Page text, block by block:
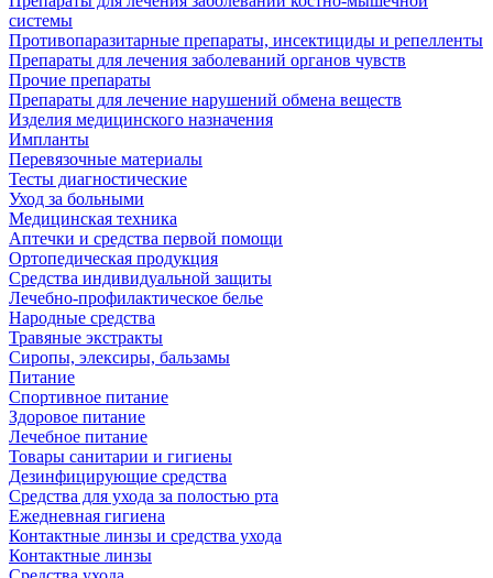
системы
Противопаразитарные препараты, инсектициды и репелленты
Препараты для лечения заболеваний органов чувств
Прочие препараты
Препараты для лечение нарушений обмена веществ
Изделия медицинского назначения
Импланты
Перевязочные материалы
Тесты диагностические
Уход за больными
Медицинская техника
Аптечки и средства первой помощи
Ортопедическая продукция
Средства индивидуальной защиты
Лечебно-профилактическое белье
Народные средства
Травяные экстракты
Сиропы, элексиры, бальзамы
Питание
Спортивное питание
Здоровое питание
Лечебное питание
Товары санитарии и гигиены
Дезинфицирующие средства
Средства для ухода за полостью рта
Ежедневная гигиена
Контактные линзы и средства ухода
Контактные линзы